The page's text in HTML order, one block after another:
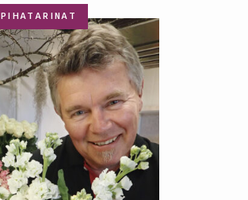
PIHATARINAT